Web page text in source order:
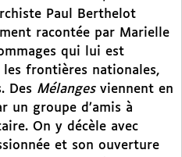
Paul Berthelot
racontée par Marielle
qui lui est
les frontières nationales,
Des Mélangesviennent en
groupe d’amis à
On y décèle avec
et son ouverture